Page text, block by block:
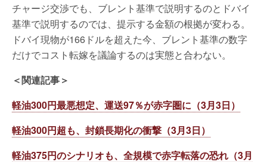
チャージ交渉でも、ブレント基準で説明するのとドバイ
基準で説明するのでは、提示する金額の根拠が変わる。
ドバイ現物が166ドルを超えた今、ブレント基準の数字
だけでコスト転嫁を議論するのは実態と合わない。
＜関連記事＞
軽油300円最悪想定、運送97％が赤字圏に（3月3日）
軽油300円超も、封鎖長期化の衝撃（3月3日）
軽油375円のシナリオも、全規模で赤字転落の恐れ（3月